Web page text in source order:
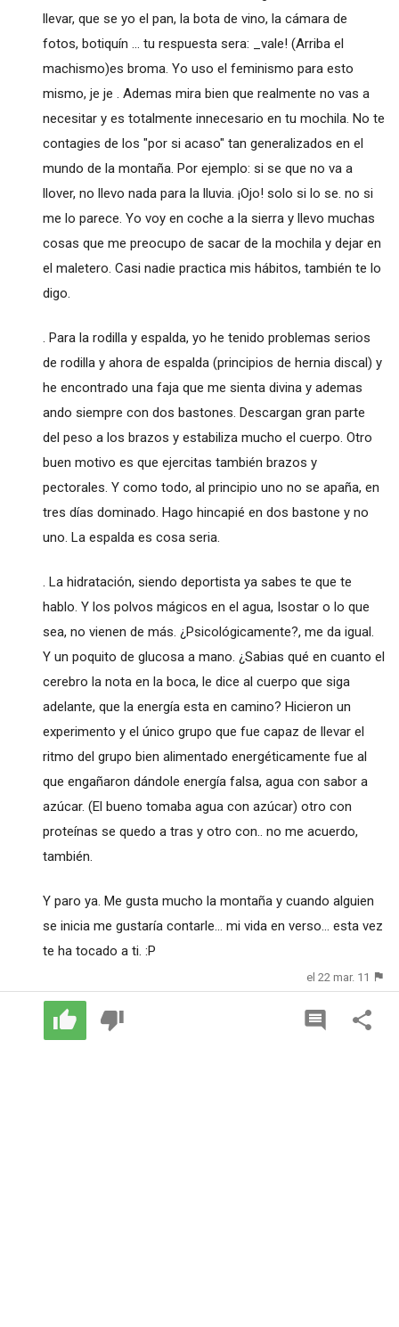
llevar, que se yo el pan, la bota de vino, la cámara de
fotos, botiquín ... tu respuesta sera: _vale! (Arriba el
machismo)es broma. Yo uso el feminismo para esto
mismo, je je . Ademas mira bien que realmente no vas a
necesitar y es totalmente innecesario en tu mochila. No te
contagies de los "por si acaso" tan generalizados en el
mundo de la montaña. Por ejemplo: si se que no va a
llover, no llevo nada para la lluvia. ¡Ojo! solo si lo se. no si
me lo parece. Yo voy en coche a la sierra y llevo muchas
cosas que me preocupo de sacar de la mochila y dejar en
el maletero. Casi nadie practica mis hábitos, también te lo
digo.
. Para la rodilla y espalda, yo he tenido problemas serios
de rodilla y ahora de espalda (principios de hernia discal) y
he encontrado una faja que me sienta divina y ademas
ando siempre con dos bastones. Descargan gran parte
del peso a los brazos y estabiliza mucho el cuerpo. Otro
buen motivo es que ejercitas también brazos y
pectorales. Y como todo, al principio uno no se apaña, en
tres días dominado. Hago hincapié en dos bastone y no
uno. La espalda es cosa seria.
. La hidratación, siendo deportista ya sabes te que te
hablo. Y los polvos mágicos en el agua, Isostar o lo que
sea, no vienen de más. ¿Psicológicamente?, me da igual.
Y un poquito de glucosa a mano. ¿Sabias qué en cuanto el
cerebro la nota en la boca, le dice al cuerpo que siga
adelante, que la energía esta en camino? Hicieron un
experimento y el único grupo que fue capaz de llevar el
ritmo del grupo bien alimentado energéticamente fue al
que engañaron dándole energía falsa, agua con sabor a
azúcar. (El bueno tomaba agua con azúcar) otro con
proteínas se quedo a tras y otro con.. no me acuerdo,
también.
Y paro ya. Me gusta mucho la montaña y cuando alguien
se inicia me gustaría contarle... mi vida en verso... esta vez
te ha tocado a ti. :P
el 22 mar. 11